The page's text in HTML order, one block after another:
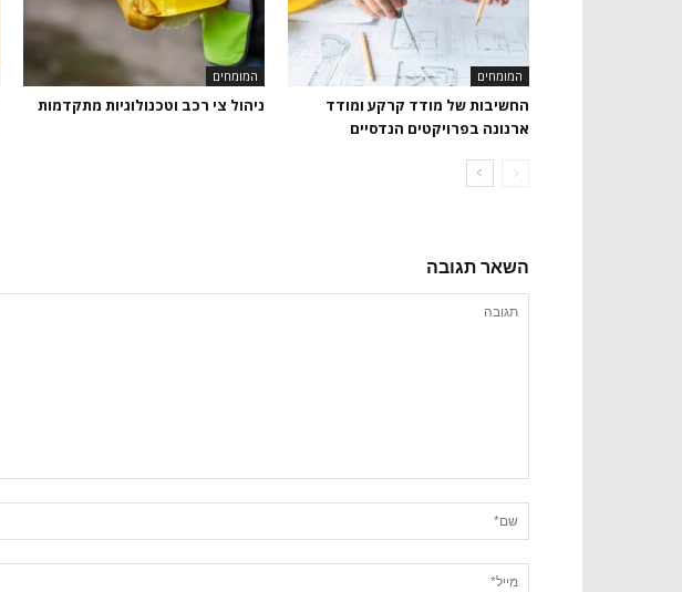
המומחים
החשיבות של מודד קרקע ומודד
ארנונה בפרויקטים הנדסיים
המומחים
ניהול צי רכב וטכנולוגיות מתקדמות
השאר תגובה